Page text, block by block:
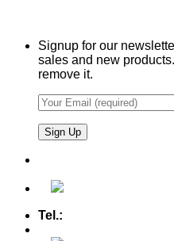
Signup for our
sales and new
remove it.
Tel.: